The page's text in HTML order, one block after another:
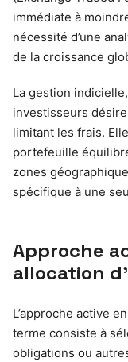
immédiate à
nécessité d’une
de la croissance
La gestion
investisseurs
limitant les frais.
portefeuille
zones
spécifique à une
Approche
allocation
L’approche active
terme consiste à
obligations ou